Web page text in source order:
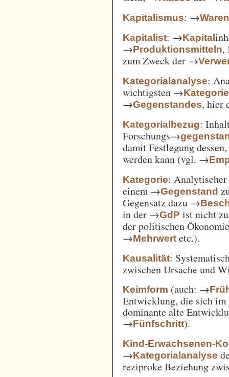
Kapitalismus: →
Kapitalist: →Kapital
→Produktionsmitteln,
zum Zweck der →
Kategorialanalyse:
wichtigsten →
→Gegenstandes, hier
Kategorialbezug:
Forschungs→
damit Festlegung
werden kann (vgl. →
Kategorie:
einem →Gegenstand
Gegensatz dazu →
in der →GdP ist nicht
der politischen
→Mehrwert etc.).
Kausalität:
zwischen Ursache und
Keimform (auch: →
Entwicklung, die sich im
dominante alte
→Fünfschritt).
Kind-Erwachsenen-
→Kategorialanalyse
reziproke Beziehung